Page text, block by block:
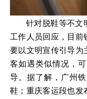
针对脱鞋等不文
工作人员回应，目前
要以文明宣传引导为
客如遇类似情况，
导。据了解，广州
鞋；重庆客运段也发